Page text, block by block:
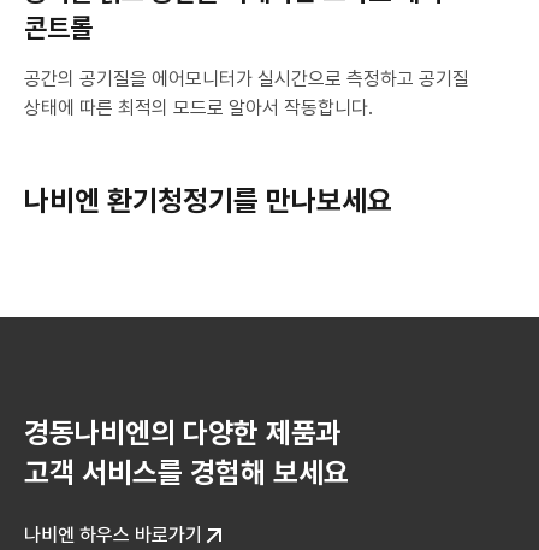
콘트롤
공간의 공기질을 에어모니터가 실시간으로 측정하고 공기질
상태에 따른 최적의 모드로 알아서 작동합니다.
나비엔 환기청정기를 만나보세요
경동나비엔의 다양한 제품과
고객 서비스를 경험해 보세요
나비엔 하우스 바로가기